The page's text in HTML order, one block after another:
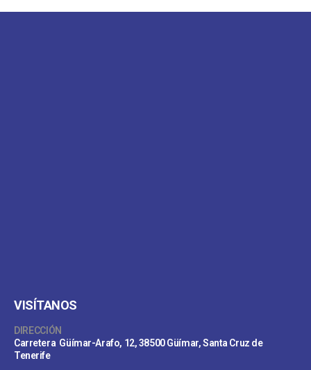
VISÍTANOS
DIRECCIÓN
Carretera Güímar-Arafo, 12, 38500 Güímar, Santa Cruz de
Tenerife